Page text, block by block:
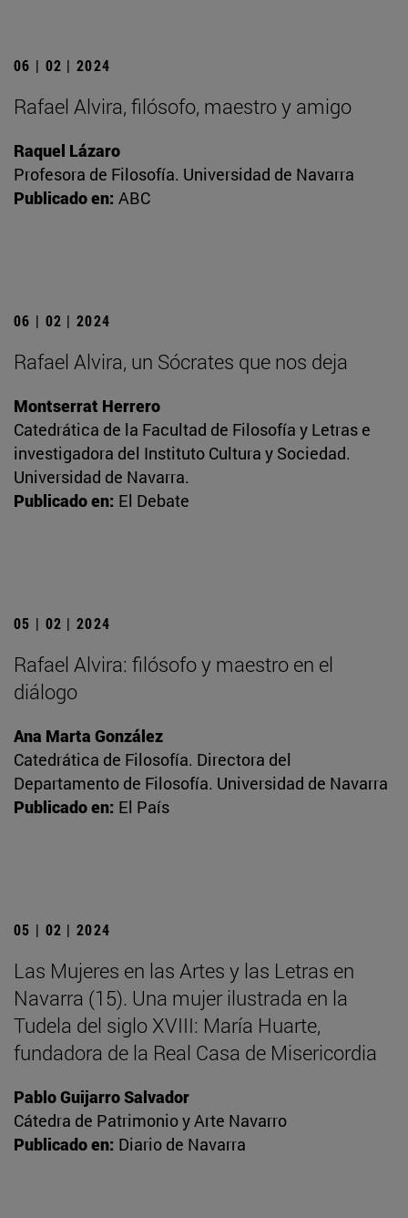
06 | 02 | 2024
Rafael Alvira, filósofo, maestro y amigo
Raquel Lázaro
Profesora de Filosofía. Universidad de Navarra
Publicado en: ABC
06 | 02 | 2024
Rafael Alvira, un Sócrates que nos deja
Montserrat Herrero
Catedrática de la Facultad de Filosofía y Letras e
investigadora del Instituto Cultura y Sociedad.
Universidad de Navarra.
Publicado en: El Debate
05 | 02 | 2024
Rafael Alvira: filósofo y maestro en el
diálogo
Ana Marta González
Catedrática de Filosofía. Directora del
Departamento de Filosofía. Universidad de Navarra
Publicado en: El País
05 | 02 | 2024
Las Mujeres en las Artes y las Letras en
Navarra (15). Una mujer ilustrada en la
Tudela del siglo XVIII: María Huarte,
fundadora de la Real Casa de Misericordia
Pablo Guijarro Salvador
Cátedra de Patrimonio y Arte Navarro
Publicado en: Diario de Navarra